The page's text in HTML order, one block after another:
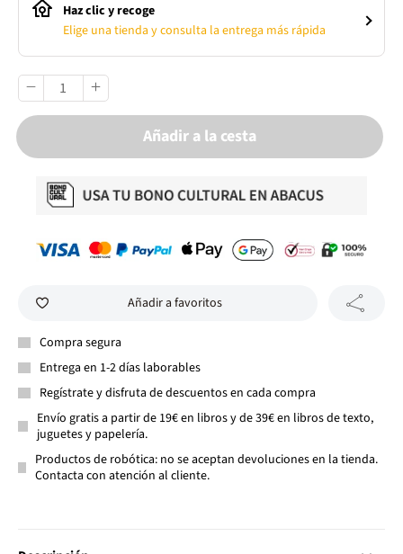
Haz clic y recoge
Elige una tienda y consulta la entrega más rápida
Añadir a la cesta
Añadir a favoritos
Compra segura
Entrega en 1-2 días laborables
Regístrate y disfruta de descuentos en cada compra
Envío gratis a partir de 19€ en libros y de 39€ en libros de texto,
juguetes y papelería.
Productos de robótica: no se aceptan devoluciones en la tienda.
Contacta con atención al cliente.